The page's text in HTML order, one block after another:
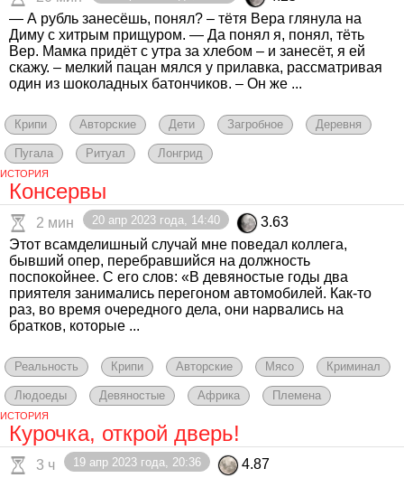
— А рубль занесёшь, понял? – тётя Вера глянула на
Диму с хитрым прищуром. — Да понял я, понял, тёть
Вер. Мамка придёт с утра за хлебом – и занесёт, я ей
скажу. – мелкий пацан мялся у прилавка, рассматривая
один из шоколадных батончиков. – Он же ...
Крипи Авторские Дети Загробное Деревня
Пугала Ритуал Лонгрид
ИСТОРИЯ
Консервы
2 мин 20 апр 2023 года, 14:40
3.63
Этот всамделишный случай мне поведал коллега,
бывший опер, перебравшийся на должность
поспокойнее. С его слов: «В девяностые годы два
приятеля занимались перегоном автомобилей. Как-то
раз, во время очередного дела, они нарвались на
братков, которые ...
Реальность Крипи Авторские Мясо Криминал
Людоеды Девяностые Африка Племена
ИСТОРИЯ
Курочка, открой дверь!
3 ч 19 апр 2023 года, 20:36
4.87